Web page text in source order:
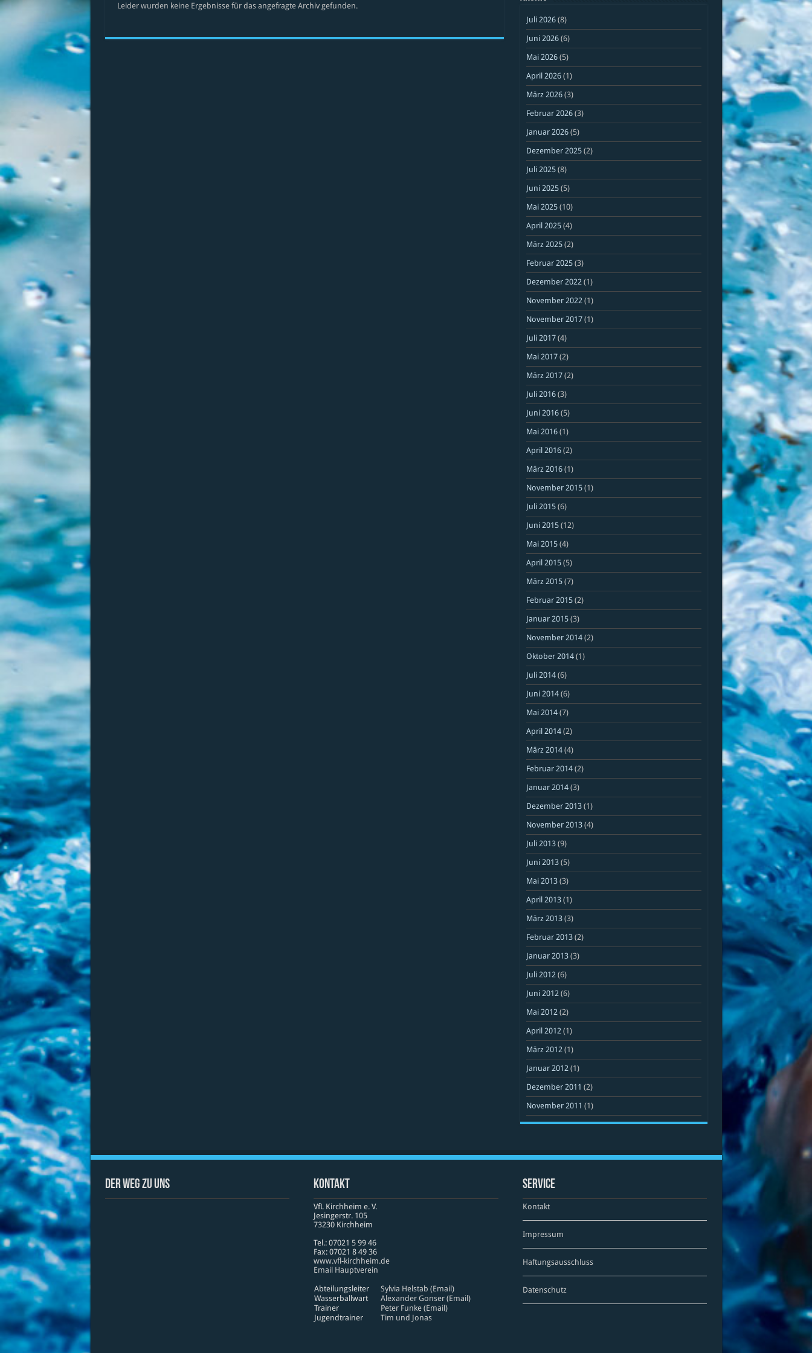
Leider wurden keine Ergebnisse für das angefragte Archiv gefunden.
Juli 2026(8)
Juni 2026(6)
Mai 2026(5)
April 2026(1)
März 2026(3)
Februar 2026(3)
Januar 2026(5)
Dezember 2025(2)
Juli 2025(8)
Juni 2025(5)
Mai 2025(10)
April 2025(4)
März 2025(2)
Februar 2025(3)
Dezember 2022(1)
November 2022(1)
November 2017(1)
Juli 2017(4)
Mai 2017(2)
März 2017(2)
Juli 2016(3)
Juni 2016(5)
Mai 2016(1)
April 2016(2)
März 2016(1)
November 2015(1)
Juli 2015(6)
Juni 2015(12)
Mai 2015(4)
April 2015(5)
März 2015(7)
Februar 2015(2)
Januar 2015(3)
November 2014(2)
Oktober 2014(1)
Juli 2014(6)
Juni 2014(6)
Mai 2014(7)
April 2014(2)
März 2014(4)
Februar 2014(2)
Januar 2014(3)
Dezember 2013(1)
November 2013(4)
Juli 2013(9)
Juni 2013(5)
Mai 2013(3)
April 2013(1)
März 2013(3)
Februar 2013(2)
Januar 2013(3)
Juli 2012(6)
Juni 2012(6)
Mai 2012(2)
April 2012(1)
März 2012(1)
Januar 2012(1)
Dezember 2011 (2)
November 2011 (1)
Der Weg zu uns Kontakt
VfL Kirchheim e. V.
Jesinger­str. 105
73230 Kirch­heim
Tel.: 07021 5 99 46
Fax: 07021 8 49 36
www​.vfl​-kirch​heim​.de
Email Hauptverein
Abteilungsleiter
Sylvia Helstab (Email)
Wasserballwart
Alexander Gonser (Email)
Trainer
Peter Funke (Email)
Jugendtrainer
Tim und Jonas
Service
Kontakt
Impressum
Haftungsausschluss
Datenschutz